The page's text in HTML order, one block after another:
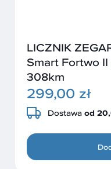
LICZNIK
Smart Fortwo II
308km
299,00 zł
Dostawa od